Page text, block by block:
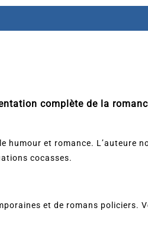
complète de la
humour et romance. L’auteure
cocasses.
et de romans policiers.
Thriller
coupable n’est pas